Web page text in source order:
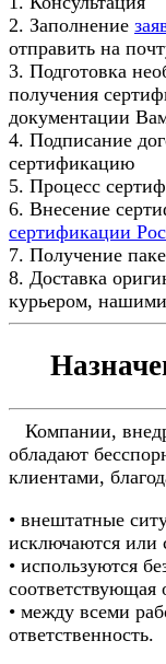
2. Заполнение
отправить на
3. Подготовка
получения
документации
4. Подписание
сертификацию
5. Процесс
6. Внесение
сертификации
7. Получение
8. Доставка
курьером,
Компании,
обладают
клиентами,
• внештатные
исключаются или
• используются
соответствующая
• между всеми
ответственность.